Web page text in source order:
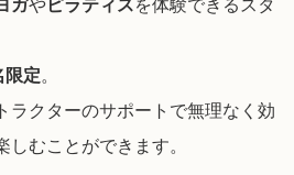
ガやピラティスを体験できるスタ
定。
ラクターのサポートで無理なく効
むことができます。